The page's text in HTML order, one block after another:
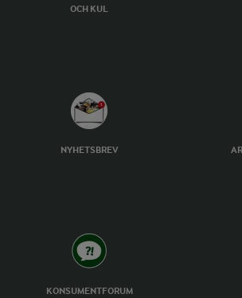
OCH KUL
NYHETSBREV
KONSUMENTFORUM